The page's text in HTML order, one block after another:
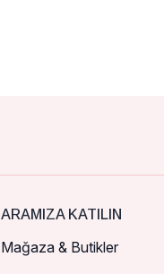
ARAMIZA KATILIN
Mağaza & Butikler